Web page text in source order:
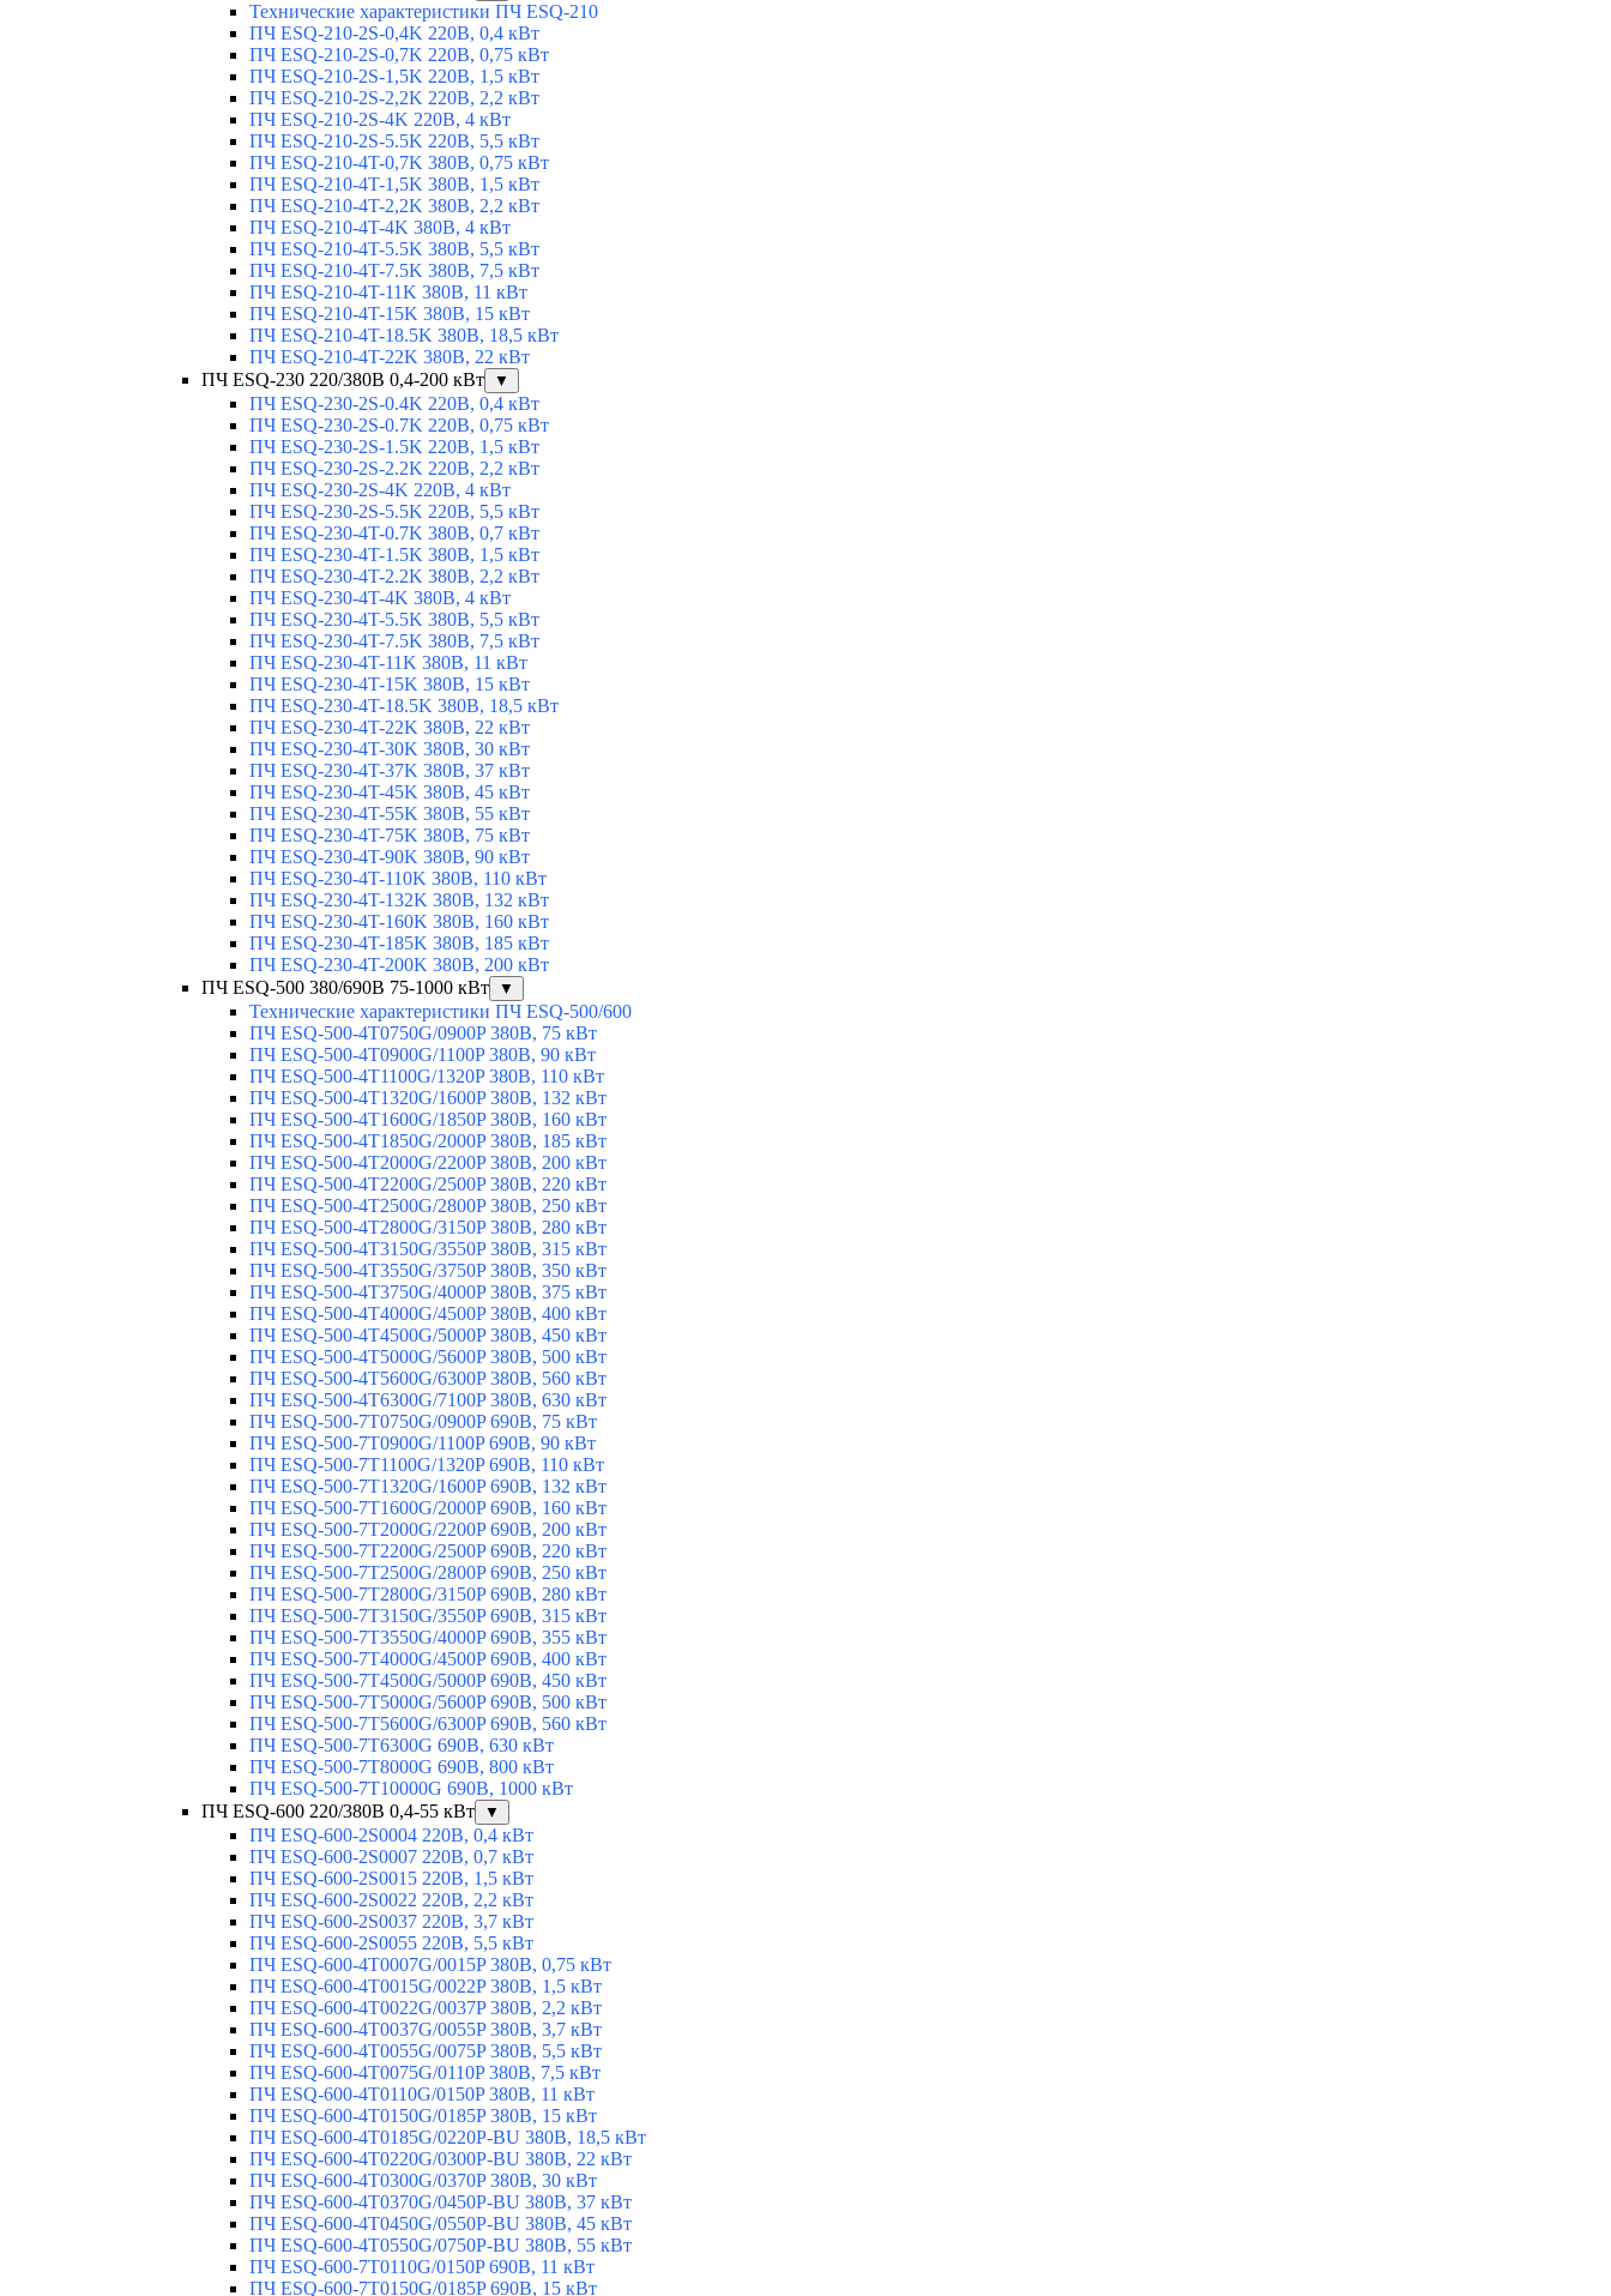
Технические характеристики ПЧ ESQ-210
ПЧ ESQ-210-2S-0,4K 220В, 0,4 кВт
ПЧ ESQ-210-2S-0,7K 220В, 0,75 кВт
ПЧ ESQ-210-2S-1,5K 220В, 1,5 кВт
ПЧ ESQ-210-2S-2,2K 220В, 2,2 кВт
ПЧ ESQ-210-2S-4K 220В, 4 кВт
ПЧ ESQ-210-2S-5.5K 220В, 5,5 кВт
ПЧ ESQ-210-4T-0,7K 380В, 0,75 кВт
ПЧ ESQ-210-4T-1,5K 380В, 1,5 кВт
ПЧ ESQ-210-4T-2,2K 380В, 2,2 кВт
ПЧ ESQ-210-4T-4K 380В, 4 кВт
ПЧ ESQ-210-4T-5.5K 380В, 5,5 кВт
ПЧ ESQ-210-4T-7.5K 380В, 7,5 кВт
ПЧ ESQ-210-4T-11K 380В, 11 кВт
ПЧ ESQ-210-4T-15K 380В, 15 кВт
ПЧ ESQ-210-4T-18.5K 380В, 18,5 кВт
ПЧ ESQ-210-4T-22K 380В, 22 кВт
ПЧ ESQ-230 220/380В 0,4-200 кВт
▼
ПЧ ESQ-230-2S-0.4K 220В, 0,4 кВт
ПЧ ESQ-230-2S-0.7K 220В, 0,75 кВт
ПЧ ESQ-230-2S-1.5K 220В, 1,5 кВт
ПЧ ESQ-230-2S-2.2K 220В, 2,2 кВт
ПЧ ESQ-230-2S-4K 220В, 4 кВт
ПЧ ESQ-230-2S-5.5K 220В, 5,5 кВт
ПЧ ESQ-230-4T-0.7K 380В, 0,7 кВт
ПЧ ESQ-230-4T-1.5K 380В, 1,5 кВт
ПЧ ESQ-230-4T-2.2K 380В, 2,2 кВт
ПЧ ESQ-230-4T-4K 380В, 4 кВт
ПЧ ESQ-230-4T-5.5K 380В, 5,5 кВт
ПЧ ESQ-230-4T-7.5K 380В, 7,5 кВт
ПЧ ESQ-230-4T-11K 380В, 11 кВт
ПЧ ESQ-230-4T-15K 380В, 15 кВт
ПЧ ESQ-230-4T-18.5K 380В, 18,5 кВт
ПЧ ESQ-230-4T-22K 380В, 22 кВт
ПЧ ESQ-230-4T-30K 380В, 30 кВт
ПЧ ESQ-230-4T-37K 380В, 37 кВт
ПЧ ESQ-230-4T-45K 380В, 45 кВт
ПЧ ESQ-230-4T-55K 380В, 55 кВт
ПЧ ESQ-230-4T-75K 380В, 75 кВт
ПЧ ESQ-230-4T-90K 380В, 90 кВт
ПЧ ESQ-230-4T-110K 380В, 110 кВт
ПЧ ESQ-230-4T-132K 380В, 132 кВт
ПЧ ESQ-230-4T-160K 380В, 160 кВт
ПЧ ESQ-230-4T-185K 380В, 185 кВт
ПЧ ESQ-230-4T-200K 380В, 200 кВт
ПЧ ESQ-500 380/690В 75-1000 кВт
▼
Технические характеристики ПЧ ESQ-500/600
ПЧ ESQ-500-4T0750G/0900P 380В, 75 кВт
ПЧ ESQ-500-4T0900G/1100P 380В, 90 кВт
ПЧ ESQ-500-4T1100G/1320P 380В, 110 кВт
ПЧ ESQ-500-4T1320G/1600P 380В, 132 кВт
ПЧ ESQ-500-4T1600G/1850P 380В, 160 кВт
ПЧ ESQ-500-4T1850G/2000P 380В, 185 кВт
ПЧ ESQ-500-4T2000G/2200P 380В, 200 кВт
ПЧ ESQ-500-4T2200G/2500P 380В, 220 кВт
ПЧ ESQ-500-4T2500G/2800P 380В, 250 кВт
ПЧ ESQ-500-4T2800G/3150P 380В, 280 кВт
ПЧ ESQ-500-4T3150G/3550P 380В, 315 кВт
ПЧ ESQ-500-4T3550G/3750P 380В, 350 кВт
ПЧ ESQ-500-4T3750G/4000P 380В, 375 кВт
ПЧ ESQ-500-4T4000G/4500P 380В, 400 кВт
ПЧ ESQ-500-4T4500G/5000P 380В, 450 кВт
ПЧ ESQ-500-4T5000G/5600P 380В, 500 кВт
ПЧ ESQ-500-4T5600G/6300P 380В, 560 кВт
ПЧ ESQ-500-4T6300G/7100P 380В, 630 кВт
ПЧ ESQ-500-7T0750G/0900P 690В, 75 кВт
ПЧ ESQ-500-7T0900G/1100P 690В, 90 кВт
ПЧ ESQ-500-7T1100G/1320P 690В, 110 кВт
ПЧ ESQ-500-7T1320G/1600P 690В, 132 кВт
ПЧ ESQ-500-7T1600G/2000P 690В, 160 кВт
ПЧ ESQ-500-7T2000G/2200P 690В, 200 кВт
ПЧ ESQ-500-7T2200G/2500P 690В, 220 кВт
ПЧ ESQ-500-7T2500G/2800P 690В, 250 кВт
ПЧ ESQ-500-7T2800G/3150P 690В, 280 кВт
ПЧ ESQ-500-7T3150G/3550P 690В, 315 кВт
ПЧ ESQ-500-7T3550G/4000P 690В, 355 кВт
ПЧ ESQ-500-7T4000G/4500P 690В, 400 кВт
ПЧ ESQ-500-7T4500G/5000P 690В, 450 кВт
ПЧ ESQ-500-7T5000G/5600P 690В, 500 кВт
ПЧ ESQ-500-7T5600G/6300P 690В, 560 кВт
ПЧ ESQ-500-7T6300G 690В, 630 кВт
ПЧ ESQ-500-7T8000G 690В, 800 кВт
ПЧ ESQ-500-7T10000G 690В, 1000 кВт
ПЧ ESQ-600 220/380В 0,4-55 кВт
▼
ПЧ ESQ-600-2S0004 220В, 0,4 кВт
ПЧ ESQ-600-2S0007 220В, 0,7 кВт
ПЧ ESQ-600-2S0015 220В, 1,5 кВт
ПЧ ESQ-600-2S0022 220В, 2,2 кВт
ПЧ ESQ-600-2S0037 220В, 3,7 кВт
ПЧ ESQ-600-2S0055 220В, 5,5 кВт
ПЧ ESQ-600-4T0007G/0015P 380В, 0,75 кВт
ПЧ ESQ-600-4T0015G/0022P 380В, 1,5 кВт
ПЧ ESQ-600-4T0022G/0037P 380В, 2,2 кВт
ПЧ ESQ-600-4T0037G/0055P 380В, 3,7 кВт
ПЧ ESQ-600-4T0055G/0075P 380В, 5,5 кВт
ПЧ ESQ-600-4T0075G/0110P 380В, 7,5 кВт
ПЧ ESQ-600-4T0110G/0150P 380В, 11 кВт
ПЧ ESQ-600-4T0150G/0185P 380В, 15 кВт
ПЧ ESQ-600-4T0185G/0220P-BU 380В, 18,5 кВт
ПЧ ESQ-600-4T0220G/0300P-BU 380В, 22 кВт
ПЧ ESQ-600-4T0300G/0370P 380В, 30 кВт
ПЧ ESQ-600-4T0370G/0450P-BU 380В, 37 кВт
ПЧ ESQ-600-4T0450G/0550P-BU 380В, 45 кВт
ПЧ ESQ-600-4T0550G/0750P-BU 380В, 55 кВт
ПЧ ESQ-600-7T0110G/0150P 690В, 11 кВт
ПЧ ESQ-600-7T0150G/0185P 690В, 15 кВт